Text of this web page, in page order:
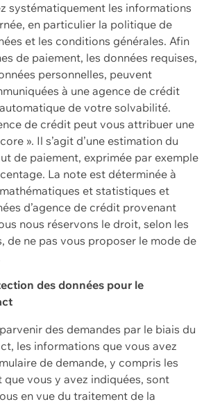
systématiquement les informations
en particulier la politique de
et les conditions générales. Afin
de paiement, les données requises,
personnelles, peuvent
à une agence de crédit
de votre solvabilité.
de crédit peut vous attribuer une
». Il s’agit d’une estimation du
de paiement, exprimée par exemple
La note est déterminée à
et statistiques et
d’agence de crédit provenant
nous réservons le droit, selon les
de ne pas vous proposer le mode de
des données pour le
des demandes par le biais du
les informations que vous avez
de demande, y compris les
vous y avez indiquées, sont
en vue du traitement de la